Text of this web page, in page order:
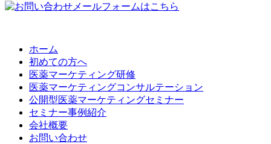
ホーム
初めての方へ
医薬マーケティング研修
医薬マーケティングコンサルテーション
公開型医薬マーケティングセミナー
セミナー事例紹介
会社概要
お問い合わせ